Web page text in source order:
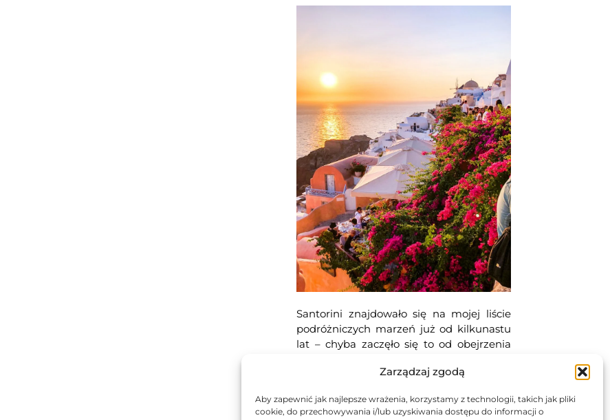
Zarządzaj zgodą
Aby zapewnić jak najlepsze wrażenia, korzystamy z technologii, takich jak pliki
cookie, do przechowywania i/lub uzyskiwania dostępu do informacji o
Santorini znajdowało się na mojej liście
podróżniczych marzeń już od kilkunastu
lat – chyba zaczęło się to od obejrzenia
Dżinsów”. Niestety, z każdym rokiem
tłumy…